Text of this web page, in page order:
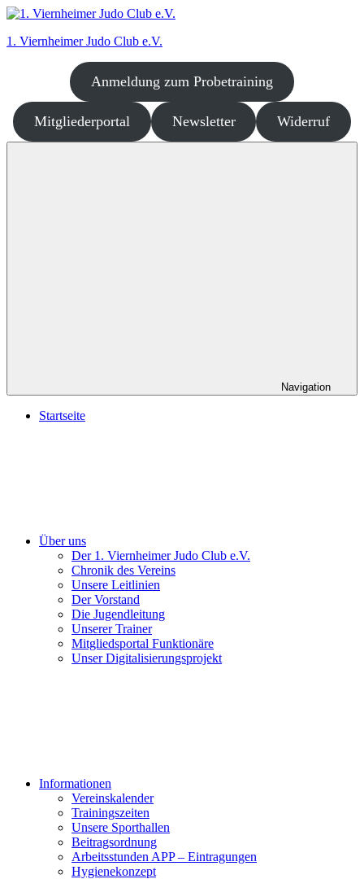
Zum
springen
1. Viernheimer Judo Club e.V.
dort
wo
es
Anmeldung zum Probetraining
Mitgliederportal Newsletter Widerruf
Navigation
Startseite
Über uns
Der 1. Viernheimer Judo Club e.V.
Chronik des Vereins
Unsere Leitlinien
Der Vorstand
Die Jugendleitung
Unserer Trainer
Mitgliedsportal Funktionäre
Unser Digitalisierungsprojekt
Informationen
Vereinskalender
Trainingszeiten
Unsere Sporthallen
Beitragsordnung
Arbeitsstunden APP – Eintragungen
Hygienekonzept